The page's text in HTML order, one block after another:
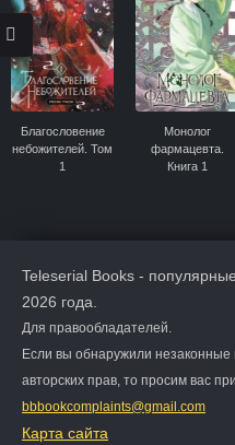
Благословение
небожителей. Том
1
Монолог
фармацевта.
Книга 1
Teleserial Books -
2026 года.
Для правообладателей.
Если вы обнаружили
авторских прав, то просим вас
bbbookcomplaints@gmail.com
Карта сайта